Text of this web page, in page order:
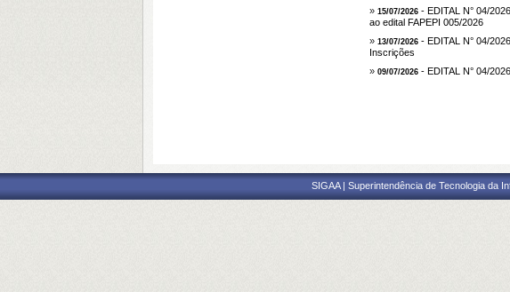
» 15/07/2026 - EDITAL N° 04/
ao edital FAPEPI 005/2026
» 13/07/2026 - EDITAL N° 04/
Inscrições
» 09/07/2026 - EDITAL N° 04/
SIGAA | Superintendência de Tecnologia da